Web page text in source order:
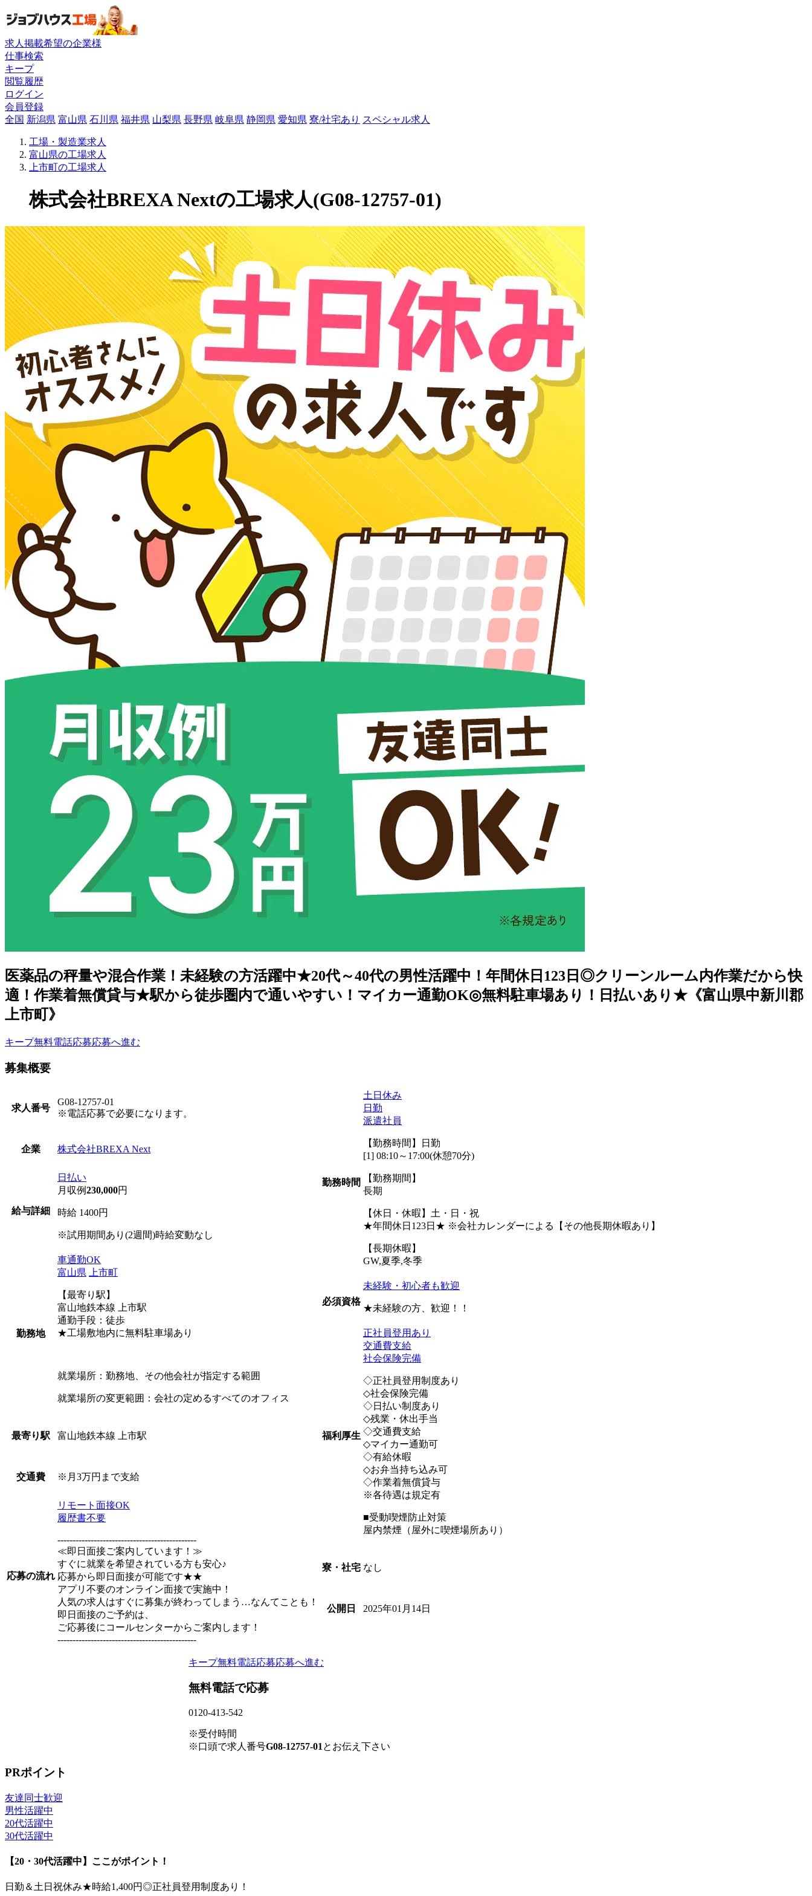
求人掲載希望の企業様
仕事検索
キープ
閲覧履歴
ログイン
会員登録
全国 新潟県 富山県 石川県 福井県 山梨県 長野県 岐阜県 静岡県 愛知県 寮/社宅あり スペシャル求人
工場・製造業求人
富山県の工場求人
上市町の工場求人
株式会社BREXA Nextの工場求人(G08-12757-01)
医薬品の秤量や混合作業！未経験の方活躍中★20代～40代の男性活躍中！年間休日123日◎クリーンルーム内作業だから快
適！作業着無償貸与★駅から徒歩圏内で通いやすい！マイカー通勤OK◎無料駐車場あり！日払いあり★《富山県中新川郡
上市町》
キープ無料電話応募応募へ進む
募集概要
求人番号
G08-12757-01
※電話応募で必要になります。
企業 株式会社BREXA Next
給与詳細
日払い
月収例230,000円
時給 1400円
※試用期間あり(2週間)時給変動なし
勤務地
車通勤OK
富山県
上市町
【最寄り駅】
富山地鉄本線 上市駅
通勤手段：徒歩
★工場敷地内に無料駐車場あり
就業場所：勤務地、その他会社が指定する範囲
就業場所の変更範囲：会社の定めるすべてのオフィス
最寄り駅 富山地鉄本線 上市駅
交通費 ※月3万円まで支給
応募の流れ
リモート面接OK
履歴書不要
----------------------------------------------
≪即日面接ご案内しています！≫
すぐに就業を希望されている方も安心♪
応募から即日面接が可能です★★
アプリ不要のオンライン面接で実施中！
人気の求人はすぐに募集が終わってしまう…なんてことも！
即日面接のご予約は、
ご応募後にコールセンターからご案内します！
----------------------------------------------
勤務時間
土日休み
日勤
派遣社員
【勤務時間】日勤
[1] 08:10～17:00(休憩70分)
【勤務期間】
長期
【休日・休暇】土・日・祝
★年間休日123日★ ※会社カレンダーによる【その他長期休暇あり】
【長期休暇】
GW,夏季,冬季
必須資格
未経験・初心者も歓迎
★未経験の方、歓迎！！
福利厚生
正社員登用あり
交通費支給
社会保険完備
◇正社員登用制度あり
◇社会保険完備
◇日払い制度あり
◇残業・休出手当
◇交通費支給
◇マイカー通勤可
◇有給休暇
◇お弁当持ち込み可
◇作業着無償貸与
※各待遇は規定有
■受動喫煙防止対策
屋内禁煙（屋外に喫煙場所あり）
寮・社宅 なし
公開日 2025年01月14日
キープ無料電話応募応募へ進む
無料電話で応募
0120-413-542
※受付時間
※口頭で求人番号G08-12757-01 とお伝え下さい
PRポイント
友達同士歓迎
男性活躍中
20代活躍中
30代活躍中
【20・30代活躍中】ここがポイント！
日勤＆土日祝休み★時給1,400円◎正社員登用制度あり！